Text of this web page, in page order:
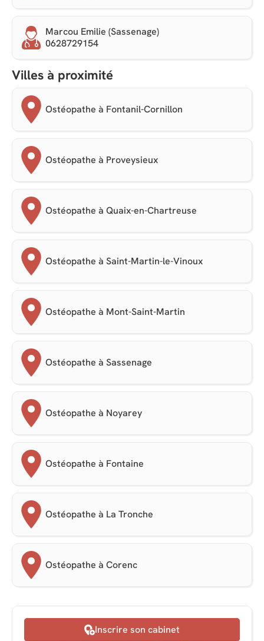
Marcou Emilie (Sassenage)
0628729154
Villes à proximité
Ostéopathe à Fontanil-Cornillon
Ostéopathe à Proveysieux
Ostéopathe à Quaix-en-Chartreuse
Ostéopathe à Saint-Martin-le-Vinoux
Ostéopathe à Mont-Saint-Martin
Ostéopathe à Sassenage
Ostéopathe à Noyarey
Ostéopathe à Fontaine
Ostéopathe à La Tronche
Ostéopathe à Corenc
Inscrire son cabinet